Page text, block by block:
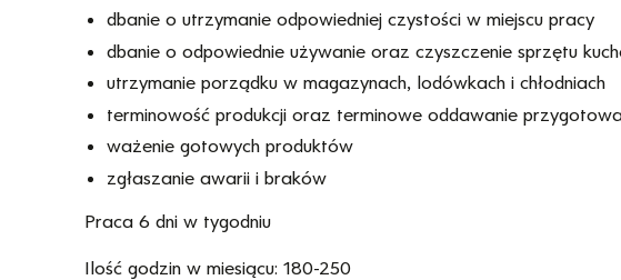
dbanie o utrzymanie odpowiedniej czystości w miejscu pracy
dbanie o odpowiednie używanie oraz czyszczenie sprzętu
utrzymanie porządku w magazynach, lodówkach i chłodniach
terminowość produkcji oraz terminowe oddawanie
ważenie gotowych produktów
zgłaszanie awarii i braków
Praca 6 dni w tygodniu
Ilość godzin w miesiącu: 180-250